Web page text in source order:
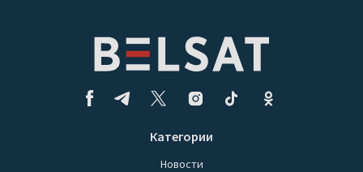
Категории
Новости